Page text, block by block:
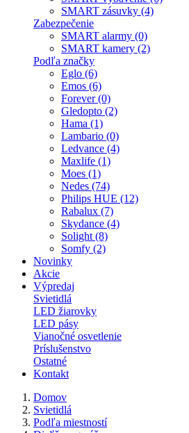
SMART zásuvky (4)
Zabezpečenie
SMART alarmy (0)
SMART kamery (2)
Podľa značky
Eglo (6)
Emos (6)
Forever (0)
Gledopto (2)
Hama (1)
Lambario (0)
Ledvance (4)
Maxlife (1)
Moes (1)
Nedes (74)
Philips HUE (12)
Rabalux (7)
Skydance (4)
Solight (8)
Somfy (2)
Novinky
Akcie
Výpredaj
Svietidlá
LED žiarovky
LED pásy
Vianočné osvetlenie
Príslušenstvo
Ostatné
Kontakt
Domov
Svietidlá
Podľa miestností